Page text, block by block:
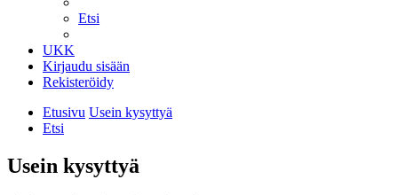
Etsi
UKK
Kirjaudu sisään
Rekisteröidy
Etusivu Usein kysyttyä
Etsi
Usein kysyttyä